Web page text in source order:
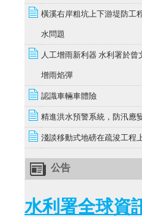
橫溪右岸粗坑上下游堤防工
水問題
人工增雨新利器 水利署於曾
增雨焰彈
認識車輛車體險
精進洪水預警系統，防汛應
淺談移動式地磅在疏浚工程
公告
水利署全球資